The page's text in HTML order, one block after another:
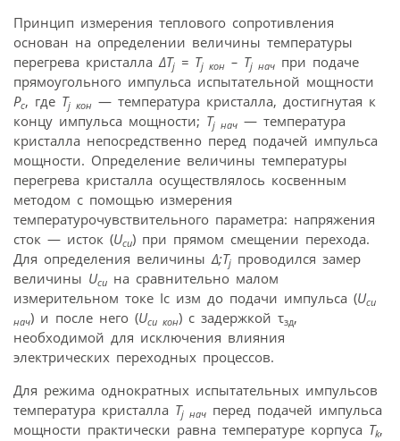
Принцип измерения теплового сопротивления
основан на определении величины температуры
перегрева кристаллаΔTj = Tj кон – Tj нач при подаче
прямоугольного импульса испытательной мощности
Рс, где Tj кон — температура кристалла, достигнутая к
концу импульса мощности; Tj нач — температура
кристалла непосредственно перед подачей импульса
мощности. Определение величины температуры
перегрева кристалла осуществлялось косвенным
методом с помощью измерения
температурочувствительного параметра: напряжения
сток — исток (Ucu) при прямом смещении перехода.
Для определения величиныΔ;Tj проводился замер
величины Ucu на сравнительно малом
измерительном токе Iс изм до подачи импульса (Ucu
нач) и после него (Ucu кон) с задержкой τзд,
необходимой для исключения влияния
электрических переходных процессов.
Для режима однократных испытательных импульсов
температура кристалла Tj нач перед подачей импульса
мощности практически равна температуре корпуса Tk,